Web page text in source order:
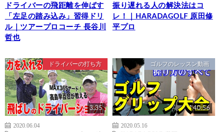
ドライバーの飛距離を伸ばす
「左足の踏み込み」習得ドリ
ル｜ツアープロコーチ 長谷川
哲也
振り遅れる人の解決法はコ
レ！｜HARADAGOLF 原田修
平プロ
ドライバーの打ち方
3:35
2020.06.04
ゴルフのレッスン動画
40:56
2020.05.16